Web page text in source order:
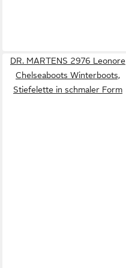
DR. MARTENS 2976 Leonore
Chelseaboots Winterboots,
Stiefelette in schmaler Form